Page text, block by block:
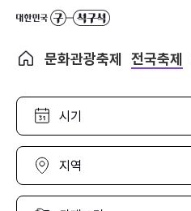
문화관광축제 전국축제
시
선
택
지
선
택
카